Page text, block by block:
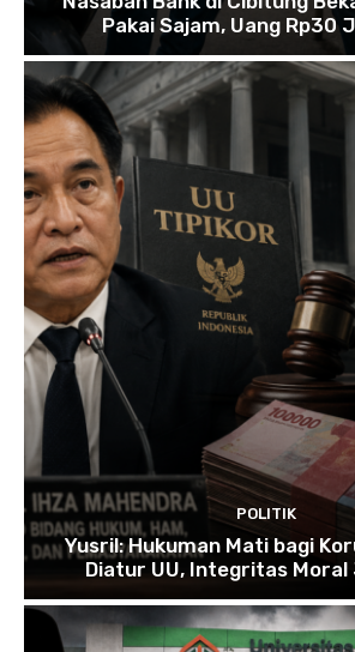
Pakai Sajam, Uang Rp30
POLITIK
Yusril: Hukuman Mati bagi
Diatur UU, Integritas Moral